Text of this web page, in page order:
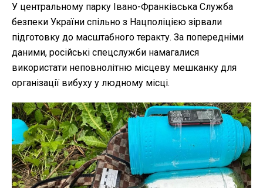
У центральному парку Івано-Франківська Служба
безпеки України спільно з Нацполіцією зірвали
підготовку до масштабного теракту. За попередніми
даними, російські спецслужби намагалися
використати неповнолітню місцеву мешканку для
організації вибуху у людному місці.